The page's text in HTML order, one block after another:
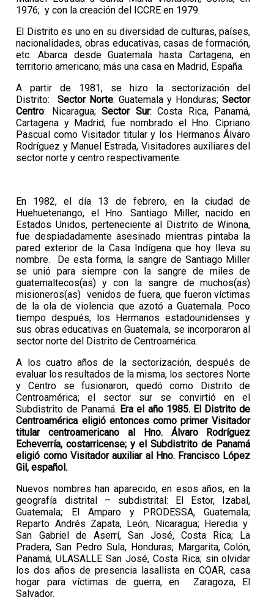
1976; y con la creación del ICCRE en 1979.
El Distrito es uno en su diversidad de culturas, países,
nacionalidades, obras educativas, casas de formación,
etc. Abarca desde Guatemala hasta Cartagena, en
territorio americano; más una casa en Madrid, España.
A partir de 1981, se hizo la sectorización del
Distrito: Sector Norte: Guatemala y Honduras;Sector
Centro: Nicaragua;Sector Sur: Costa Rica, Panamá,
Cartagena y Madrid; fue nombrado el Hno. Cipriano
Pascual como Visitador titular y los Hermanos Álvaro
Rodríguez y Manuel Estrada, Visitadores auxiliares del
sector norte y centro respectivamente.
En 1982, el día 13 de febrero, en la ciudad de
Huehuetenango, el Hno. Santiago Miller, nacido en
Estados Unidos, perteneciente al Distrito de Winona,
fue despiadadamente asesinado mientras pintaba la
pared exterior de la Casa Indígena que hoy lleva su
nombre. De esta forma, la sangre de Santiago Miller
se unió para siempre con la sangre de miles de
guatemaltecos(as) y con la sangre de muchos(as)
misioneros(as) venidos de fuera, que fueron víctimas
de la ola de violencia que azotó a Guatemala. Poco
tiempo después, los Hermanos estadounidenses y
sus obras educativas en Guatemala, se incorporaron al
sector norte del Distrito de Centroamérica.
A los cuatro años de la sectorización, después de
evaluar los resultados de la misma, los sectores Norte
y Centro se fusionaron, quedó como Distrito de
Centroamérica; el sector sur se convirtió en el
Subdistrito de Panamá. Era el año 1985. El Distrito de
Centroamérica eligió entonces como primer Visitador
titular centroamericano al Hno. Álvaro Rodríguez
Echeverría, costarricense; y el Subdistrito de Panamá
eligió como Visitador auxiliar al Hno. Francisco López
Gil, español.
Nuevos nombres han aparecido, en esos años, en la
geografía distrital – subdistrital: El Estor, Izabal,
Guatemala; El Amparo y PRODESSA, Guatemala;
Reparto Andrés Zapata, León, Nicaragua; Heredia y
San Gabriel de Aserrí, San José, Costa Rica; La
Pradera, San Pedro Sula, Honduras; Margarita, Colón,
Panamá; ULASALLE San José, Costa Rica; sin olvidar
los dos años de presencia lasallista en COAR, casa
hogar para víctimas de guerra, en Zaragoza, El
Salvador.